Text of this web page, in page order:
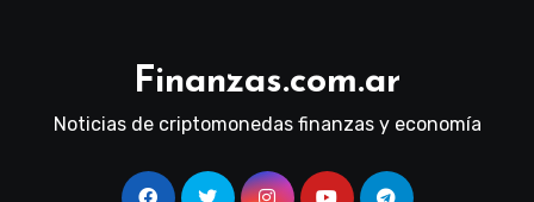
Finanzas.com.ar
Noticias de criptomonedas finanzas y economía